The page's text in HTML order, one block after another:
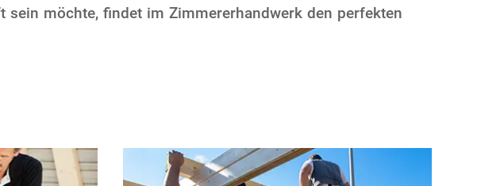
möchte, findet im Zimmererhandwerk den perfekten